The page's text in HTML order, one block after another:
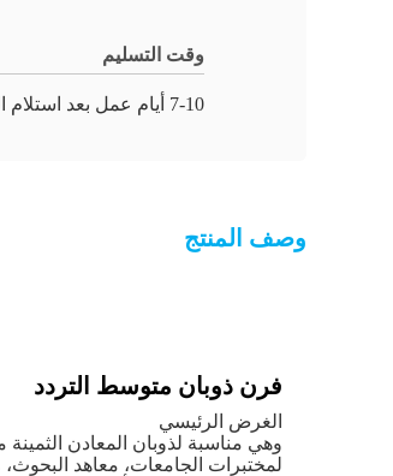
وقت التسليم
7-10 أيام عمل بعد استلام الدفعات المقدمة
وصف المنتج
فرن ذوبان متوسط التردد
الغرض الرئيسي
وهي مناسبة لذوبان المعادن الثمينة
لمختبرات الجامعات، معاهد